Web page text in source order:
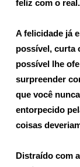
feliz com o real.
A felicidade já
possível, curta
possível lhe
surpreender
que você
entorpecido
coisas
Distraído com